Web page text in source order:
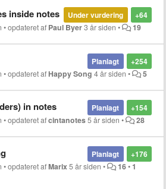
+64
Under vurdering
inside notes
•opdateret af Paul Byer3 år siden • 19
+254
Planlagt
•opdateret af Happy Song 4 år siden • 5
+154
Planlagt
in notes
•opdateret afcintanotes5 år siden • 28
+176
Planlagt
•opdateret afMarix5 år siden • 16• 1